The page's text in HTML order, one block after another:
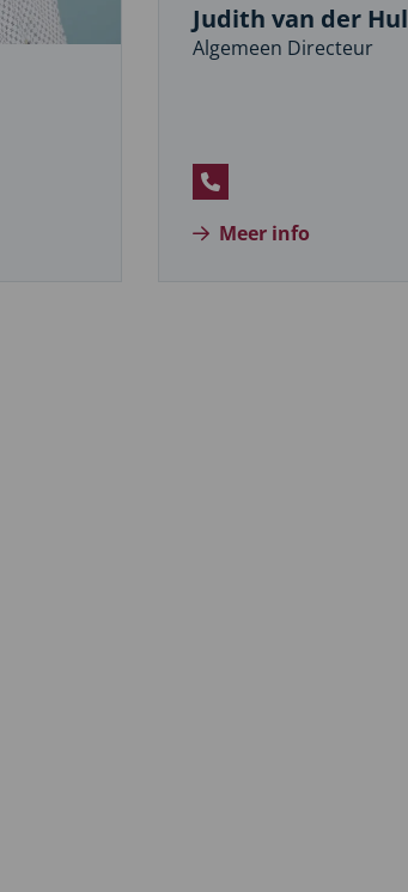
Judith van der
Algemeen Directeur
Bel
Judith
Meer info